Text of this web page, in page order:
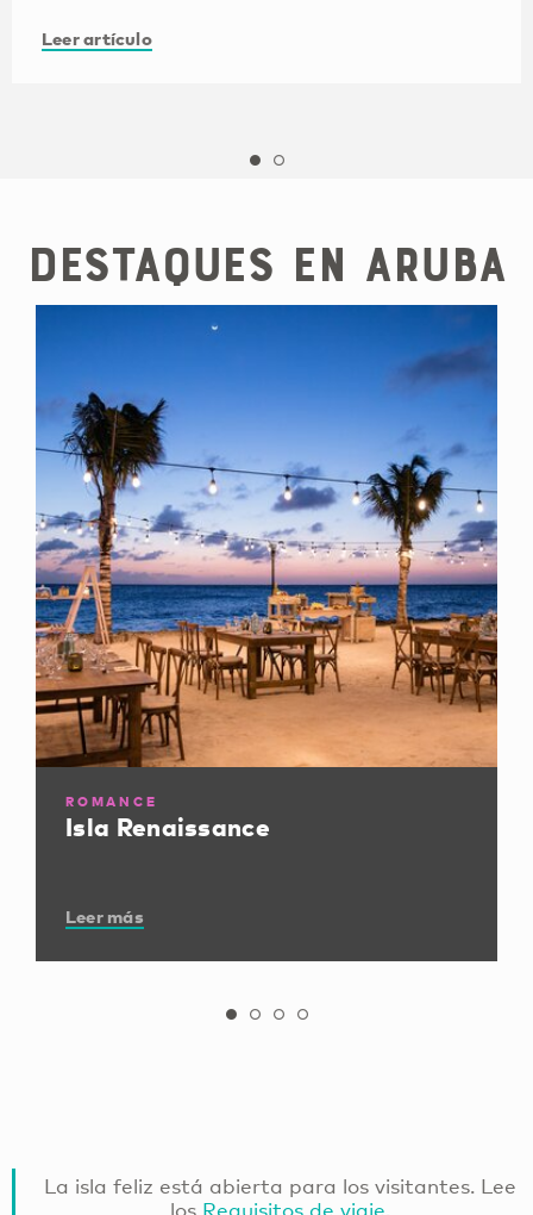
Leer artículo
Destaques en Aruba
ROMANCE
Isla Renaissance
Leer más
La isla feliz está abierta para los visitantes. Lee
los Requisitos de viaje.